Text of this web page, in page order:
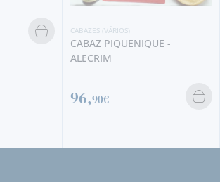
CABAZES (VÁRIOS)
CABAZ PIQUENIQUE -
ALECRIM
96,90€